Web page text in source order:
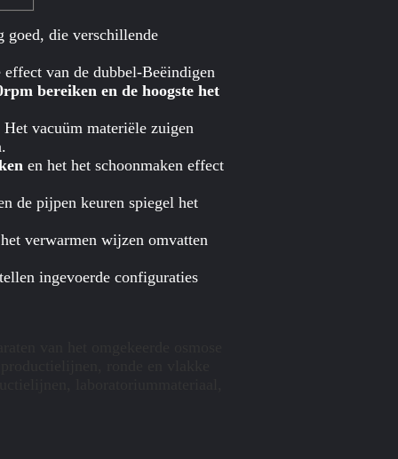
goed, die verschillende
van de dubbel-Beëindigen
bereiken en de hoogste het
vacuüm materiële zuigen
en het het schoonmaken effect
de pijpen keuren spiegel het
verwarmen wijzen omvatten
ingevoerde configuraties